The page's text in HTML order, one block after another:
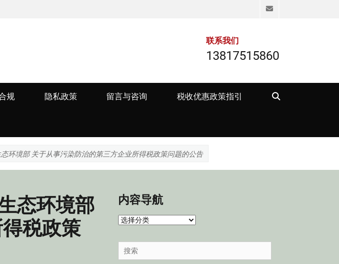
Email
联系我们
13817515860
规 隐私政策 留言与咨询 税收优惠政策指引
环境部 关于从事污染防治的第三方企业所得税政策问题的公告
态环境部
税政策
内容导航
内
导
航
Search
for: